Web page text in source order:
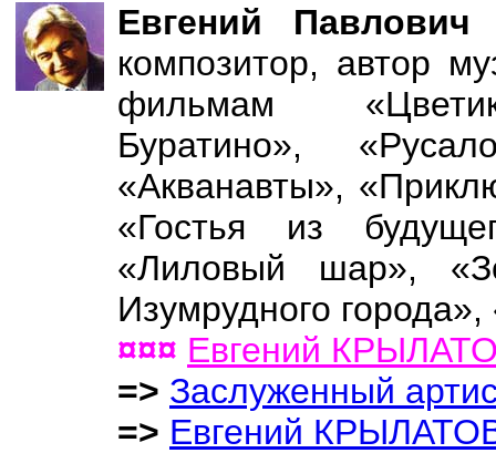
Евгений
композитор, автор
фильмам
Буратино»,
«Акванавты»,
«Гостья из
«Лиловый шар»,
Изумрудного города»,
¤¤¤ Евгений
=> Заслуженный
=> Евгений